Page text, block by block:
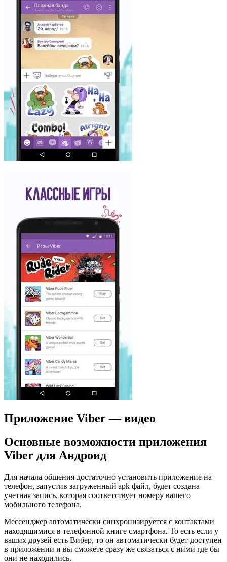
Приложение Viber — видео
Основные возможности приложения
Viber для Андроид
Для начала общения достаточно установить приложение на
телефон, запустив загруженный apk файл, будет создана
учетная запись, которая соответствует номеру вашего
мобильного телефона.
Мессенджер автоматически синхронизируется с контактами
находящимися в телефонной книге смартфона. То есть если у
ваших друзей есть Вибер, то он автоматически будет доступен
в приложении и вы сможете сразу же связаться с ними где бы
они не находились.